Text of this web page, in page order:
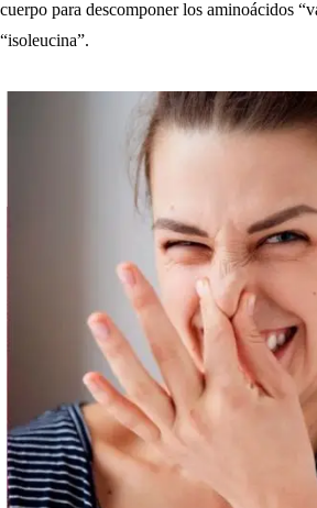
cuerpo para descomponer los aminoácidos
“isoleucina”.